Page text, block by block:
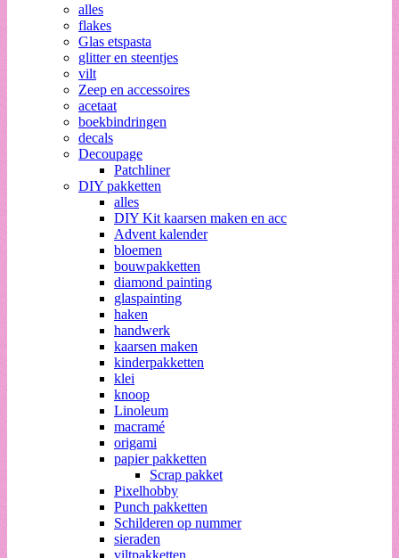
alles
flakes
Glas etspasta
glitter en steentjes
vilt
Zeep en accessoires
acetaat
boekbindringen
decals
Decoupage
Patchliner
DIY pakketten
alles
DIY Kit kaarsen maken en acc
Advent kalender
bloemen
bouwpakketten
diamond painting
glaspainting
haken
handwerk
kaarsen maken
kinderpakketten
klei
knoop
Linoleum
macramé
origami
papier pakketten
Scrap pakket
Pixelhobby
Punch pakketten
Schilderen op nummer
sieraden
viltpakketten